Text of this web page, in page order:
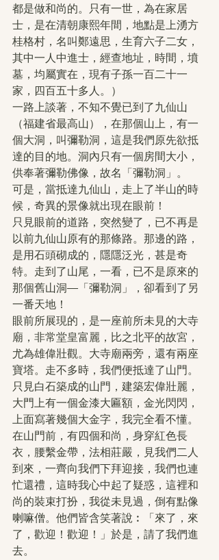
都是做和尚的。只有一世，為在家居
士，是在清朝康熙年間，地點是上湧方
桂格村，名叫鄭遠思，生育六子二女，
其中一人中進士，經查地址，時間，墳
墓，均屬實在，現有子孫一百二十一
家，四百五十多人。）
一路上談著，不知不覺已到了九仙山
（福建省最高山），在那個山上，有一
個大洞，叫彌勒洞，這是我們原先欲抵
達的目的地。洞內只有一個房間大小，
供奉著彌勒佛像，故名「彌勒洞」。
可是，當抵達九仙山，走上了半山的時
候，奇異的景像就出現在眼前！
只見眼前的道路，突然變了，已不再是
以前九仙山原有的那條路。那邊的路，
是用石頭砌成的，隱隱泛光，甚是奇
特。走到了山尾，一看，已不是原來的
那個舊山洞—「彌勒洞」，卻看到了另
一番天地！
眼前所展現的，是一座前所未見的大寺
廟，非常堂皇富麗，比之北平的故宮，
尤為雄偉壯觀。大寺廟兩旁，還有兩座
寶塔。走不多時，我們便抵達了山門。
只見白石築成的山門，建築宏偉壯麗，
大門上有一個金漆大匾額，金光閃閃，
上面寫著幾個大金字，我完全看不懂。
在山門前，有四個和尚，身穿紅色長
衣，腰繫金帶，法相莊嚴，見我們二人
到來，一齊向我們下拜迎接，我們也連
忙還禮，這時我心中起了疑惑，這裡和
尚的裝束打扮，我從未見過，倒有點像
喇嘛僧。他們皆含笑著說︰「來了，來
了，歡迎！歡迎！」於是，請了我們進
去。